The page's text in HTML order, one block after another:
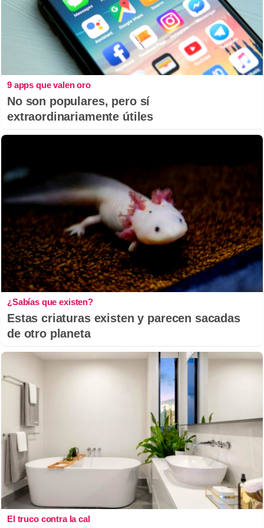
9 apps que valen oro
No son populares, pero sí
extraordinariamente útiles
¿Sabías que existen?
Estas criaturas existen y parecen sacadas
de otro planeta
El truco contra la cal